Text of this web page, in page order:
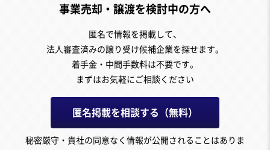
事業売却・譲渡を検討中の方へ
匿名で情報を掲載して、
法人審査済みの譲り受け候補企業を探せます。
着手金・中間手数料は不要です。
まずはお気軽にご相談ください
匿名掲載を相談する（無料）
秘密厳守・貴社の同意なく情報が公開されることはありま